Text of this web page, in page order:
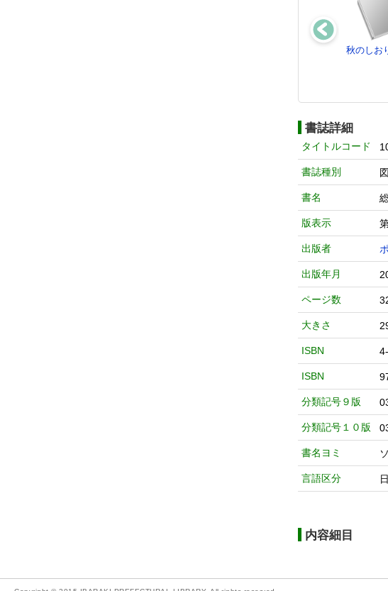
秋のしお
書誌詳細
タイトルコード
書誌種別
書名
版表示
出版者
出版年月
ページ数
大きさ
ISBN
ISBN
分類記号９版
分類記号１０版
書名ヨミ
言語区分
内容細目